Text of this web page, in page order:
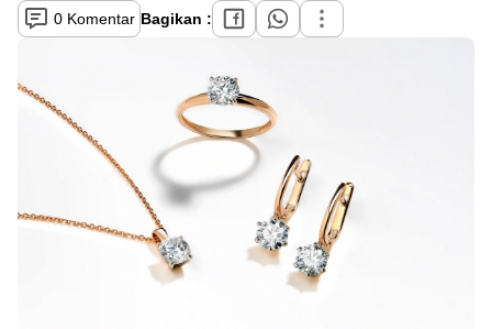
0 Komentar Bagikan :